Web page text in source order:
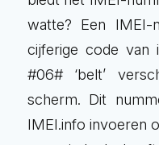
watte? Een IMEI-
cijferige code van
#06# ‘belt’
scherm. Dit
IMEI.info invoeren